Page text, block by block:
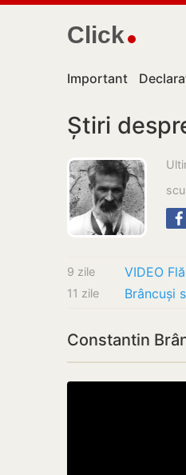
Click
Important
Știri
9 zile
11 zile
Constantin